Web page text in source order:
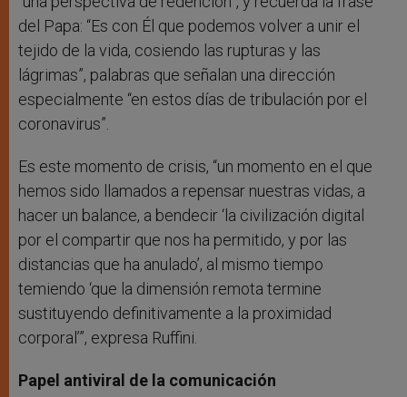
del Papa: “Es con Él que podemos volver a unir el
tejido de la vida, cosiendo las rupturas y las
lágrimas”, palabras que señalan una dirección
especialmente “en estos días de tribulación por el
coronavirus”.
Es este momento de crisis, “un momento en el que
hemos sido llamados a repensar nuestras vidas, a
hacer un balance, a bendecir ‘la civilización digital
por el compartir que nos ha permitido, y por las
distancias que ha anulado’, al mismo tiempo
temiendo ‘que la dimensión remota termine
sustituyendo definitivamente a la proximidad
corporal’”, expresa Ruffini.
Papel antiviral de la comunicación